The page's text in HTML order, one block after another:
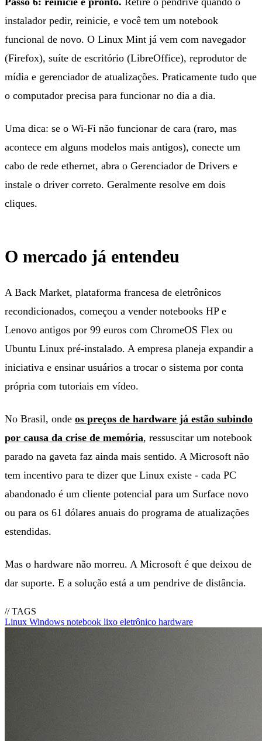
instalador pedir, reinicie, e você tem um notebook
funcional de novo. O Linux Mint já vem com navegador
(Firefox), suíte de escritório (LibreOffice), reprodutor de
mídia e gerenciador de atualizações. Praticamente tudo que
o computador precisa para funcionar no dia a dia.
Uma dica: se o Wi-Fi não funcionar de cara (raro, mas
acontece em alguns modelos mais antigos), conecte um
cabo de rede ethernet, abra o Gerenciador de Drivers e
instale o driver correto. Geralmente resolve em dois
cliques.
O mercado já entendeu
A Back Market, plataforma francesa de eletrônicos
recondicionados, começou a vender notebooks HP e
Lenovo antigos por 99 euros com ChromeOS Flex ou
Ubuntu Linux pré-instalado. A empresa planeja expandir a
iniciativa e ensinar usuários a trocar o sistema por conta
própria com tutoriais em vídeo.
No Brasil, onde os preços de hardware já estão subindo
por causa da crise de memória, ressuscitar um notebook
parado na gaveta faz ainda mais sentido. A Microsoft não
tem incentivo para te dizer que Linux existe - cada PC
abandonado é um cliente potencial para um Surface novo
ou para os 61 dólares anuais do programa de atualizações
estendidas.
Mas o hardware não morreu. A Microsoft é que deixou de
dar suporte. E a solução está a um pendrive de distância.
// TAGS
Linux Windows notebook lixo eletrônico hardware